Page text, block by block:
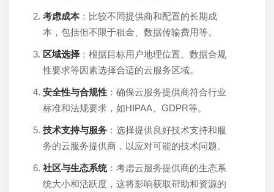
考虑成本：比较不同提供商和配置的长期成
本，包括但不限于租金、数据传输费用等。
区域选择 ：根据目标用户地理位置、数据合规
性要求等因素选择合适的云服务区域。
安全性与合规性 ：确保云服务提供商符合行业
标准和法规要求，如HIPAA、GDPR等。
技术支持与服务 ：选择提供良好技术支持和服
务的云服务提供商，以应对可能的技术问题。
社区与生态系统：考虑云服务提供商的生态系
统大小和活跃度，这将影响获取帮助和资源的